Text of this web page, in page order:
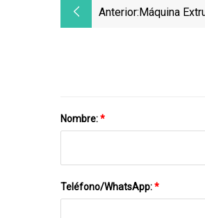
Anterior:Máquina
Nombre:*
Teléfono/WhatsApp:*